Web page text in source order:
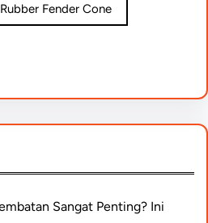
Rubber Fender Cone
Sangat Penting? Ini